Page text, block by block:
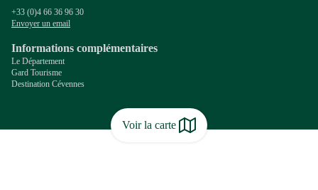
Voir la carte
+33 (0)4 66 36 96 30
Envoyer un email
Informations complémentaires
Le Département
Gard Tourisme
Destination Cévennes